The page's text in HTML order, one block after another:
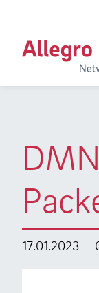
17.01.2023
Allegro
Analyse-
Use Cases
Solution Briefs
Case Studies
Videos
Unternehmen
Kunden
Umweltschutz
Forschung und